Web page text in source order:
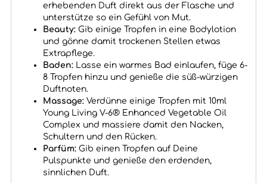
erhebenden Duft direkt aus der Flasche und
unterstütze so ein Gefühl von Mut.
Beauty:Gib einige Tropfen in eine Bodylotion
und gönne damit trockenen Stellen etwas
Extrapflege.
Baden:Lasse ein warmes Bad einlaufen, füge 6-
8 Tropfen hinzu und genieße die süß-würzigen
Duftnoten.
Massage:Verdünne einige Tropfen mit 10ml
Young Living V-6® Enhanced Vegetable Oil
Complex und massiere damit den Nacken,
Schultern und den Rücken.
Parfüm:Gib einen Tropfen auf Deine
Pulspunkte und genieße den erdenden,
sinnlichen Duft.